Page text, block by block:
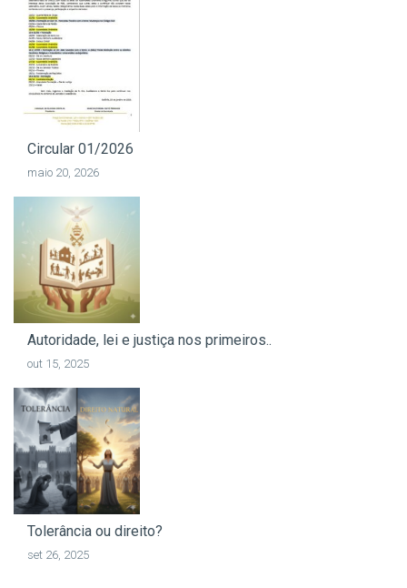
Circular 01/2026
maio 20, 2026
Autoridade, lei e justiça nos primeiros..
out 15, 2025
Tolerância ou direito?
set 26, 2025